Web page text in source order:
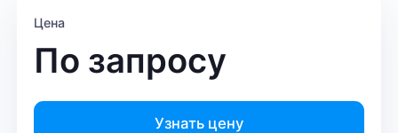
Цена
По запросу
Узнать цену